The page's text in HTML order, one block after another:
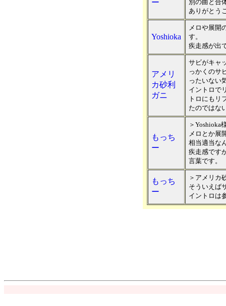
ー
別の曲と合
ありがとう
Yoshioka
メロや展開
す。
疾走感が出
アメリ
カ砂利
ガニ
サビがキャ
っかくのサ
ったいない
イントロで
トロにもリ
たのではな
もっち
ー
＞Yoshioka
メロとか展
相当適当な
疾走感です
言葉です。
もっち
ー
＞アメリカ
そういえば
イントロは